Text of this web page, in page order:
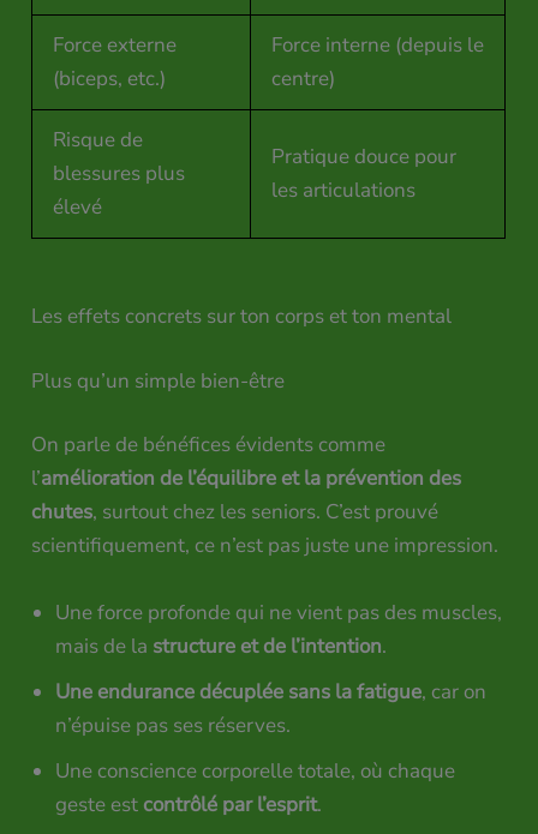
Force externe
(biceps, etc.)
Force interne (depuis le
centre)
Risque de
blessures plus
élevé
Pratique douce pour
les articulations
Les effets concrets sur ton corps et ton mental
Plus qu’un simple bien-être
On parle de bénéfices évidents comme
l’amélioration de l’équilibre et la prévention des
chutes, surtout chez les seniors. C’est prouvé
scientifiquement, ce n’est pas juste une impression.
Une force profonde qui ne vient pas des muscles,
mais de la structure et de l’intention.
Une endurance décuplée sans la fatigue, car on
n’épuise pas ses réserves.
Une conscience corporelle totale, où chaque
geste est contrôlé par l’esprit.